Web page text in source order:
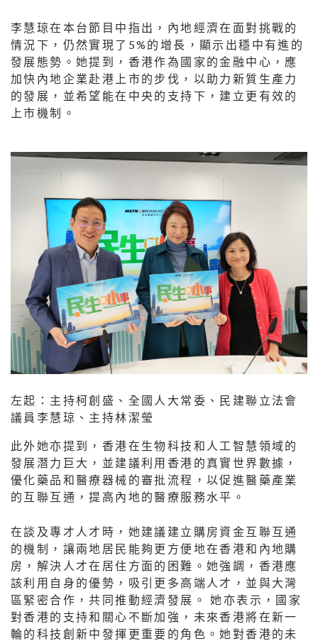
李慧琼在本台節目中指出，內地經濟在面對挑戰的
情況下，仍然實現了5%的增長，顯示出穩中有進的
發展態勢。她提到，香港作為國家的金融中心，應
加快內地企業赴港上市的步伐，以助力新質生產力
的發展，並希望能在中央的支持下，建立更有效的
上市機制。
左起：主持柯創盛、全國人大常委、民建聯立法會
議員李慧琼、主持林潔瑩
此外她亦提到，香港在生物科技和人工智慧領域的
發展潛力巨大，並建議利用香港的真實世界數據，
優化藥品和醫療器械的審批流程，以促進醫藥產業
的互聯互通，提高內地的醫療服務水平。
在談及專才人才時，她建議建立購房資金互聯互通
的機制，讓兩地居民能夠更方便地在香港和內地購
房，解決人才在居住方面的困難。她強調，香港應
該利用自身的優勢，吸引更多高端人才，並與大灣
區緊密合作，共同推動經濟發展。 她亦表示，國家
對香港的支持和關心不斷加強，未來香港將在新一
輪的科技創新中發揮更重要的角色。她對香港的未